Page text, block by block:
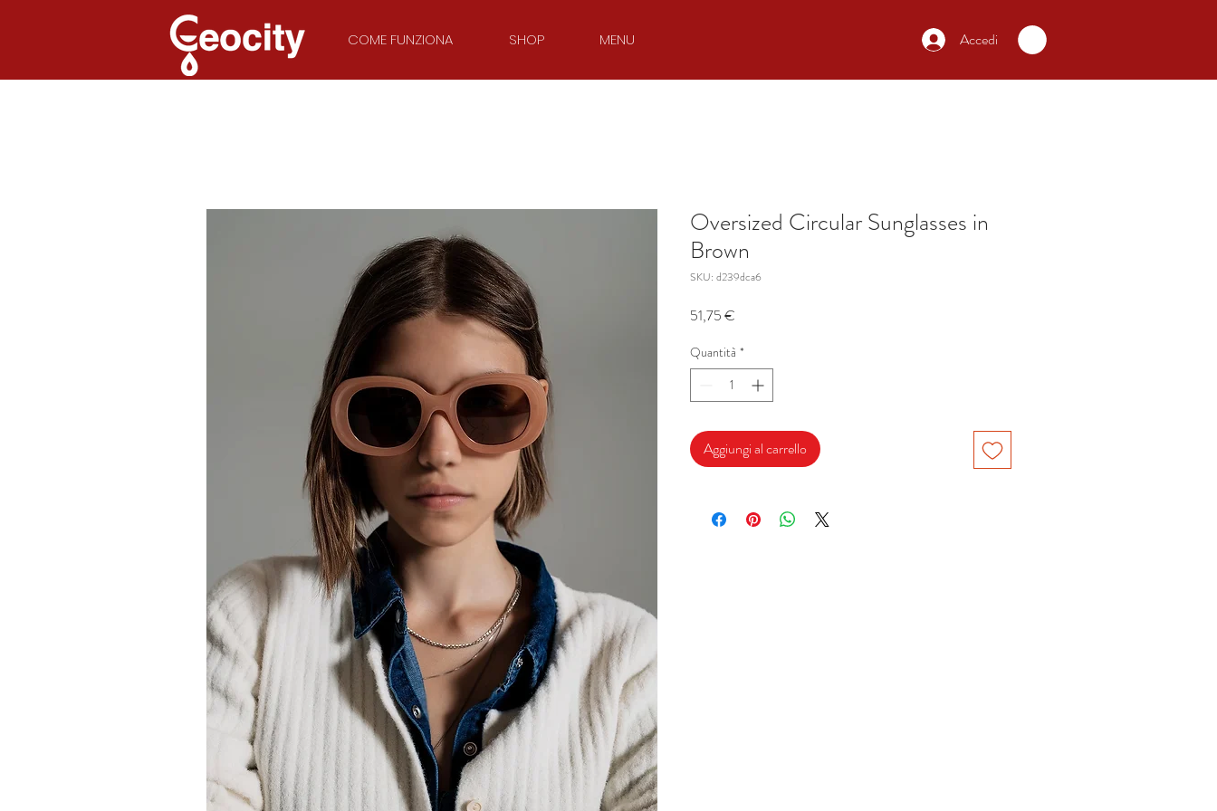
COME FUNZIONA SHOP MENU Accedi
Oversized Circular Sunglasses in
Brown
SKU: d239dca6
51,75 €
Quantità *
Aggiungi al carrello